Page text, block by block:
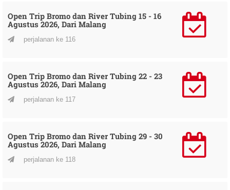
Open Trip Bromo dan River Tubing 15 - 16
Agustus 2026, Dari Malang
perjalanan ke 116
Open Trip Bromo dan River Tubing 22 - 23
Agustus 2026, Dari Malang
perjalanan ke 117
Open Trip Bromo dan River Tubing 29 - 30
Agustus 2026, Dari Malang
perjalanan ke 118